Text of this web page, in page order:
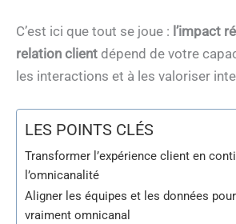
C’est ici que tout se joue : l’impact
relation client dépend de votre
les interactions et à les valoriser
LES POINTS CLÉS
Transformer l’expérience client en
l’omnicanalité
Aligner les équipes et les données
vraiment omnicanal